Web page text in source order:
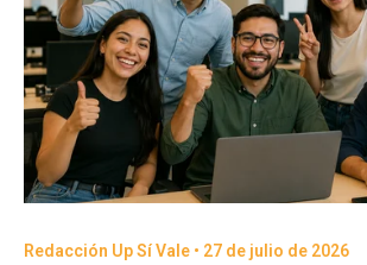
Redacción Up Sí Vale • 27 de julio de 2026